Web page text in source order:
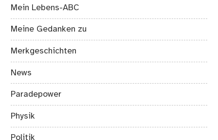
Mein Lebens-ABC
Meine Gedanken zu
Merkgeschichten
News
Paradepower
Physik
Politik